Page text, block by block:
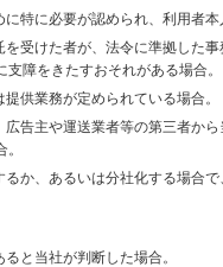
特に必要が認められ、利用者本
受けた者が、法令に準拠した
障をきたすおそれがある場合。
供業務が定められている場合。
告主や運送業者等の第三者か
か、あるいは分社化する場合
と当社が判断した場合。